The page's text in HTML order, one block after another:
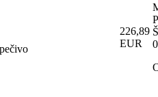
226,89
EUR